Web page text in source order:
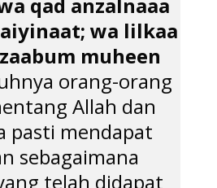
wa lilkaa
muheen
orang-orang
Allah dan
pasti mendapat
sebagaimana
telah didapat